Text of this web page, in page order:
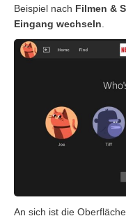
Beispiel nach Filmen &
Eingang wechseln.
An sich ist die